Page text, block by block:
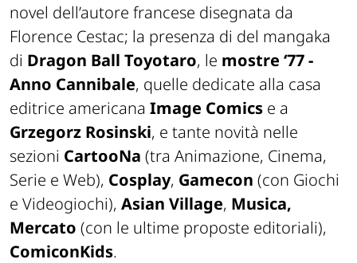
novel dell’autore francese disegnata da
Florence Cestac; la presenza di del mangaka
di Dragon Ball Toyotaro, le mostre ‘77 -
Anno Cannibale, quelle dedicate alla casa
editrice americana Image Comics e a
Grzegorz Rosinski, e tante novità nelle
sezioni CartooNa (tra Animazione, Cinema,
Serie e Web), Cosplay, Gamecon (con Giochi
e Videogiochi), Asian Village, Musica,
Mercato (con le ultime proposte editoriali),
ComiconKids.